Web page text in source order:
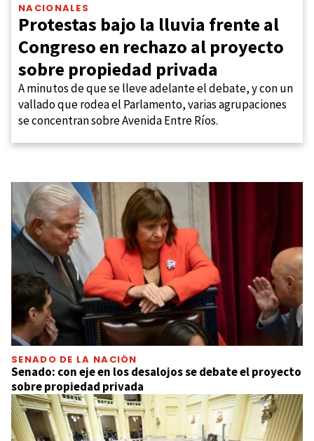
NACIONALES
Protestas bajo la lluvia frente al
Congreso en rechazo al proyecto
sobre propiedad privada
A minutos de que se lleve adelante el debate, y con un
vallado que rodea el Parlamento, varias agrupaciones
se concentran sobre Avenida Entre Ríos.
SENADO DE LA NACIÓN
Senado: con eje en los desalojos se debate el proyecto
sobre propiedad privada